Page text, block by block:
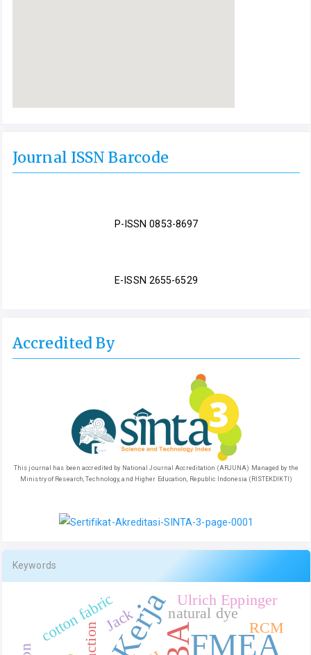
Journal ISSN Barcode
P-ISSN 0853-8697
E-ISSN 2655-6529
Accredited By
This journal has been accredited by National Journal Accreditation (ARJUNA) Managed by the
Ministry of Research, Technology, and Higher Education, Republic Indonesia (RISTEKDIKTI)
Keywords
FMEA
cotton fabric natural dye
Jack
Ulrich Eppinger
RCM